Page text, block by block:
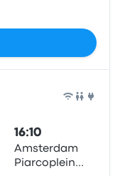
16:10
Amsterdam
Piarcoplein